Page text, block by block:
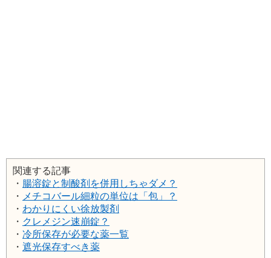
関連する記事
・ 腸溶錠と制酸剤を併用しちゃダメ？
・ メチコバール細粒の単位は「包」？
・ わかりにくい徐放製剤
・ クレメジン速崩錠？
・ 冷所保存が必要な薬一覧
・ 遮光保存すべき薬